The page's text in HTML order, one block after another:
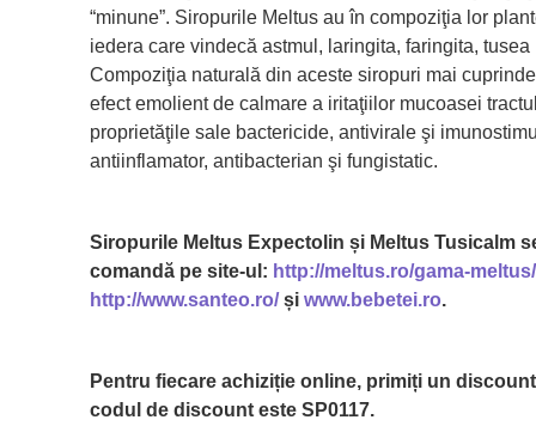
“minune”. Siropurile Meltus au în compoziţia lor
iedera care vindecă astmul, laringita, faringita,
Compoziţia naturală din aceste siropuri mai
efect emolient de calmare a iritaţiilor mucoasei
proprietăţile sale bactericide, antivirale şi
antiinflamator, antibacterian şi fungistatic.
Siropurile Meltus Expectolin și Meltus Tusicalm
comandă pe site-ul: http://meltus.ro/gama-meltus/
http://www.santeo.ro/și www.bebetei.ro.
Pentru fiecare achiziție online, primiți un
codul de discount este SP0117.